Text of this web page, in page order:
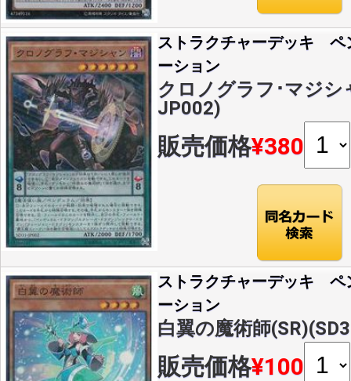
ストラクチャーデッキ ペ
ーション
クロノグラフ･マジシ
JP002)
販売価格¥380
ストラクチャーデッキ ペ
ーション
白翼の魔術師
販売価格¥100